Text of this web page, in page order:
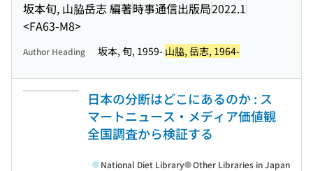
坂本旬, 山脇岳志 編著時事通信出版局2022.1
<FA63-M8>
Author Heading 坂本, 旬, 1959- 山脇, 岳志, 1964-
日本の分断はどこにあるのか : ス
マートニュース・メディア価値観
全国調査から検証する
National Diet Library Other Libraries in Japan